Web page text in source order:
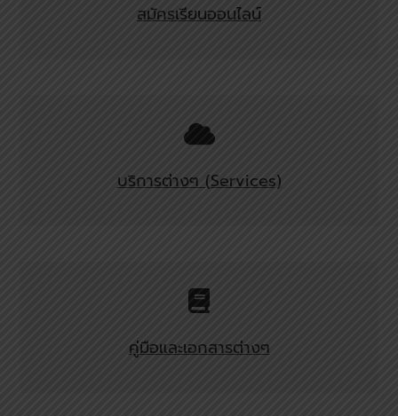
สมัครเรียนออนไลน์
บริการต่างๆ (Services)
คู่มือและเอกสารต่างๆ